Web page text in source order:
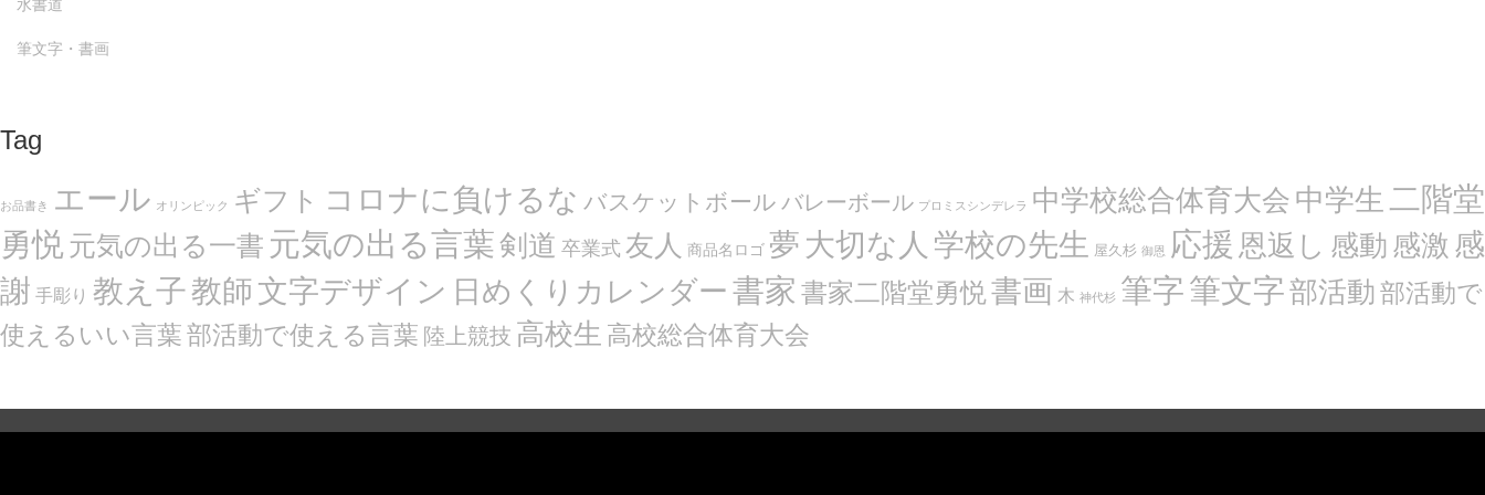
水書道
筆文字・書画
Tag
お品書き エール オリンピック ギフト コロナに負けるな バスケットボール バレーボール プロミスシンデレラ 中学校総合体育大会 中学生 二階堂
勇悦 元気の出る一書 元気の出る言葉剣道 卒業式 友人 商品名ロゴ 夢 大切な人 学校の先生 屋久杉 御恩 応援 恩返し 感動 感激 感
謝 手彫り 教え子教師文字デザイン 日めくりカレンダー 書家 書家二階堂勇悦書画 木 神代杉 筆字筆文字部活動 部活動で
使えるいい言葉部活動で使える言葉 陸上競技 高校生 高校総合体育大会